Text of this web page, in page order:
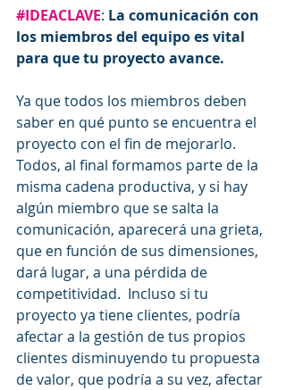
#IDEACLAVE: La comunicación con
los miembros del equipo es vital
para que tu proyecto avance.
Ya que todos los miembros deben
saber en qué punto se encuentra el
proyecto con el fin de mejorarlo.
Todos, al final formamos parte de la
misma cadena productiva, y si hay
algún miembro que se salta la
comunicación, aparecerá una grieta,
que en función de sus dimensiones,
dará lugar, a una pérdida de
competitividad.  Incluso si tu
proyecto ya tiene clientes, podría
afectar a la gestión de tus propios
clientes disminuyendo tu propuesta
de valor, que podría a su vez, afectar